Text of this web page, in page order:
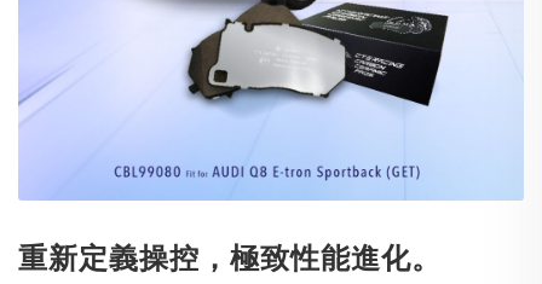
重新定義操控，極致性能進化。